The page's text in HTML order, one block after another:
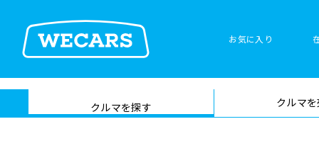
お気に入り
在庫検索
サイト内検
索
クルマを探す クルマ